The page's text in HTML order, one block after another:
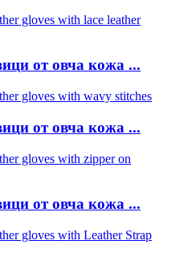
от овча кожа ...
от овча кожа ...
от овча кожа ...